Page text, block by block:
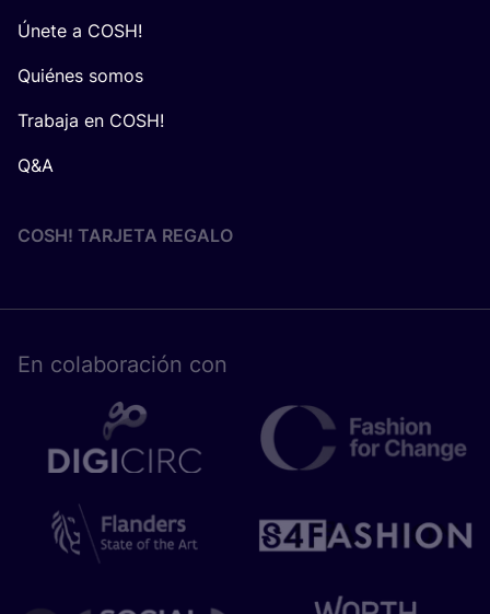
Únete a COSH!
Quiénes somos
Trabaja en COSH!
Q&A
COSH! TARJETA REGALO
En cola­bo­ra­ción con